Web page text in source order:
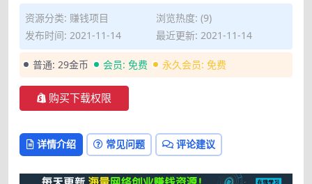
资源分类: 赚钱项目
浏览热度: (9)
发布时间: 2021-11-14
最近更新: 2021-11-14
普通: 29金币 会员: 免费 永久会员: 免费
购买下载权限
详情介绍 常见问题 评论建议